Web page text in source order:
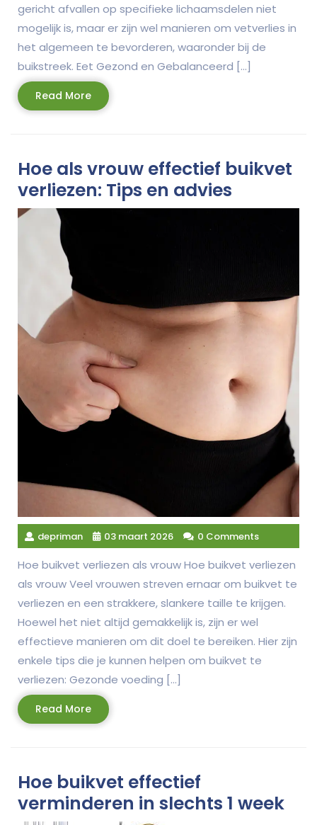
gericht afvallen op specifieke lichaamsdelen niet
mogelijk is, maar er zijn wel manieren om vetverlies in
het algemeen te bevorderen, waaronder bij de
buikstreek. Eet Gezond en Gebalanceerd […]
Read MoreRead
More
Hoe als vrouw effectief buikvet
verliezen: Tips en advies
depriman 03 maart 2026 0 Comments
Hoe buikvet verliezen als vrouw Hoe buikvet verliezen
als vrouw Veel vrouwen streven ernaar om buikvet te
verliezen en een strakkere, slankere taille te krijgen.
Hoewel het niet altijd gemakkelijk is, zijn er wel
effectieve manieren om dit doel te bereiken. Hier zijn
enkele tips die je kunnen helpen om buikvet te
verliezen: Gezonde voeding […]
Read MoreRead
More
Hoe buikvet effectief
verminderen in slechts 1 week